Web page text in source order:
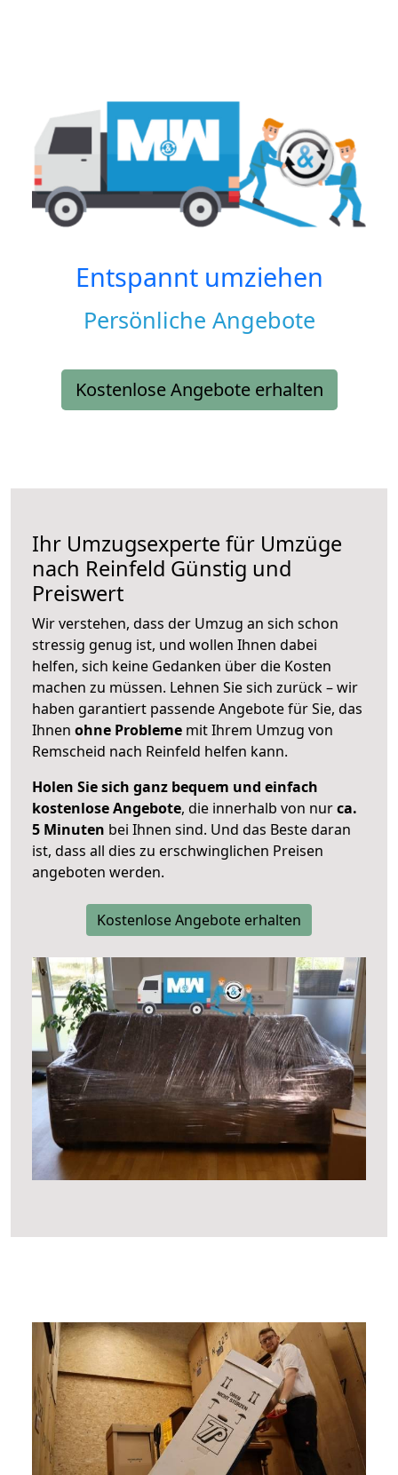
Entspannt umziehen
Persönliche Angebote
Kostenlose Angebote erhalten
Ihr Umzugsexperte für Umzüge
nach Reinfeld Günstig und
Preiswert
Wir verstehen, dass der Umzug an sich schon
stressig genug ist, und wollen Ihnen dabei
helfen, sich keine Gedanken über die Kosten
machen zu müssen. Lehnen Sie sich zurück – wir
haben garantiert passende Angebote für Sie, das
Ihnen ohne Probleme mit Ihrem Umzug von
Remscheid nach Reinfeld helfen kann.
Holen Sie sich ganz bequem und einfach
kostenlose Angebote, die innerhalb von nurca.
5 Minuten bei Ihnen sind. Und das Beste daran
ist, dass all dies zu erschwinglichen Preisen
angeboten werden.
Kostenlose Angebote erhalten